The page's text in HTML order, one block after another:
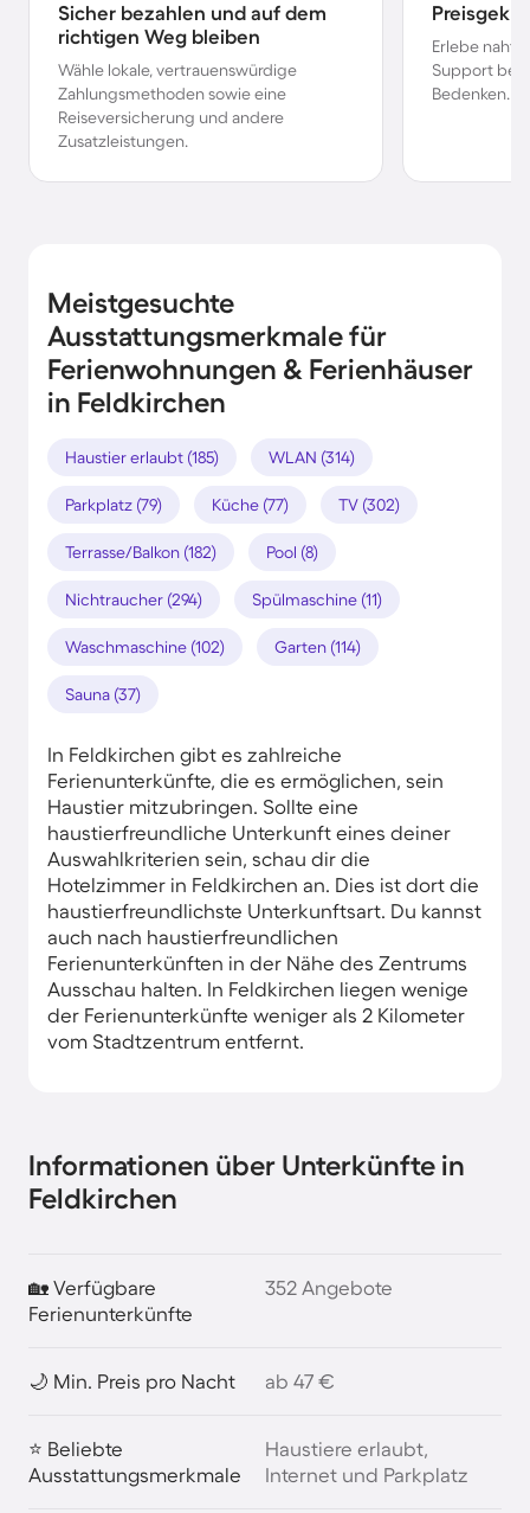
Sicher bezahlen und auf dem
richtigen Weg bleiben
Wähle lokale, vertrauenswürdige
Zahlungsmethoden sowie eine
Reiseversicherung und andere
Zusatzleistungen.
Erlebe
Support bei
Bedenken.
Meistgesuchte
Ausstattungsmerkmale für
Ferienwohnungen & Ferienhäuser
in Feldkirchen
Haustier erlaubt (185) WLAN (314)
Parkplatz (79) Küche (77) TV (302)
Terrasse/Balkon (182) Pool (8)
Nichtraucher (294) Spülmaschine (11)
Waschmaschine (102) Garten (114)
Sauna (37)
In Feldkirchen gibt es zahlreiche
Ferienunterkünfte, die es ermöglichen, sein
Haustier mitzubringen. Sollte eine
haustierfreundliche Unterkunft eines deiner
Auswahlkriterien sein, schau dir die
Hotelzimmer in Feldkirchen an. Dies ist dort die
haustierfreundlichste Unterkunftsart. Du kannst
auch nach haustierfreundlichen
Ferienunterkünften in der Nähe des Zentrums
Ausschau halten. In Feldkirchen liegen wenige
der Ferienunterkünfte weniger als 2 Kilometer
vom Stadtzentrum entfernt.
Informationen über Unterkünfte in
Feldkirchen
🏡 Verfügbare
Ferienunterkünfte
352 Angebote
🌙 Min. Preis pro Nacht ab 47 €
⭐ Beliebte
Ausstattungsmerkmale
Haustiere erlaubt,
Internet und Parkplatz